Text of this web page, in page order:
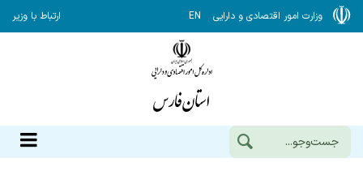
وزارت امور اقتصادی و دارایی EN ارتباط با وزیر